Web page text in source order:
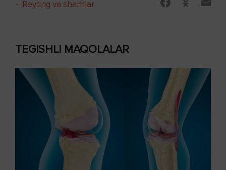
- Reyting va sharhlar
TEGISHLI MAQOLALAR